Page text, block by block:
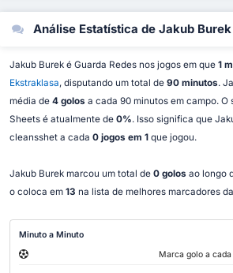
Análise Estatística de Jakub Burek
Jakub Burek é Guarda Redes nos jogos em que 1
Ekstraklasa, disputando um total de 90 minutos.
média de 4 golos a cada 90 minutos em campo. O
Sheets é atualmente de 0%. Isso significa que
cleansshet a cada 0 jogos em 1que jogou.
Jakub Burek marcou um total de 0 golos ao longo
o coloca em 13 na lista de melhores marcadores
Minuto a Minuto
Marca golo a cada